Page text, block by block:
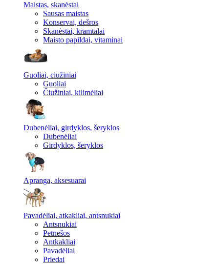
Maistas, skanėstai
Sausas maistas
Konservai, dešros
Skanėstai, kramtalai
Maisto papildai, vitaminai
Guoliai, ciužiniai
Guoliai
Čiužiniai, kilimėliai
Dubenėliai, girdyklos, šeryklos
Dubenėliai
Girdyklos, šeryklos
Apranga, aksesuarai
Pavadėliai, atkakliai, antsnukiai
Antsnukiai
Petnešos
Antkakliai
Pavadėliai
Priedai